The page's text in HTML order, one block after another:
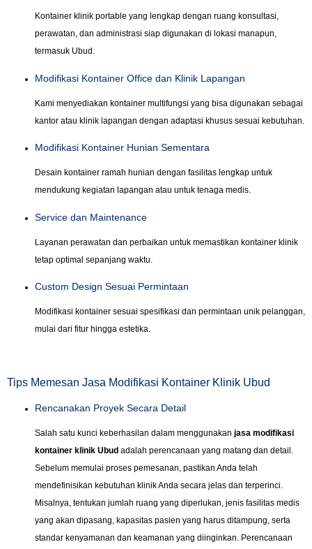
Kontainer klinik portable yang lengkap dengan ruang konsultasi,
perawatan, dan administrasi siap digunakan di lokasi manapun,
termasuk Ubud.
Modifikasi Kontainer Office dan Klinik Lapangan
Kami menyediakan kontainer multifungsi yang bisa digunakan sebagai
kantor atau klinik lapangan dengan adaptasi khusus sesuai kebutuhan.
Modifikasi Kontainer Hunian Sementara
Desain kontainer ramah hunian dengan fasilitas lengkap untuk
mendukung kegiatan lapangan atau untuk tenaga medis.
Service dan Maintenance
Layanan perawatan dan perbaikan untuk memastikan kontainer klinik
tetap optimal sepanjang waktu.
Custom Design Sesuai Permintaan
Modifikasi kontainer sesuai spesifikasi dan permintaan unik pelanggan,
mulai dari fitur hingga estetika.
Tips Memesan Jasa Modifikasi Kontainer Klinik Ubud
Rencanakan Proyek Secara Detail
Salah satu kunci keberhasilan dalam menggunakan jasa modifikasi
kontainer klinik Ubud adalah perencanaan yang matang dan detail.
Sebelum memulai proses pemesanan, pastikan Anda telah
mendefinisikan kebutuhan klinik Anda secara jelas dan terperinci.
Misalnya, tentukan jumlah ruang yang diperlukan, jenis fasilitas medis
yang akan dipasang, kapasitas pasien yang harus ditampung, serta
standar kenyamanan dan keamanan yang diinginkan. Perencanaan